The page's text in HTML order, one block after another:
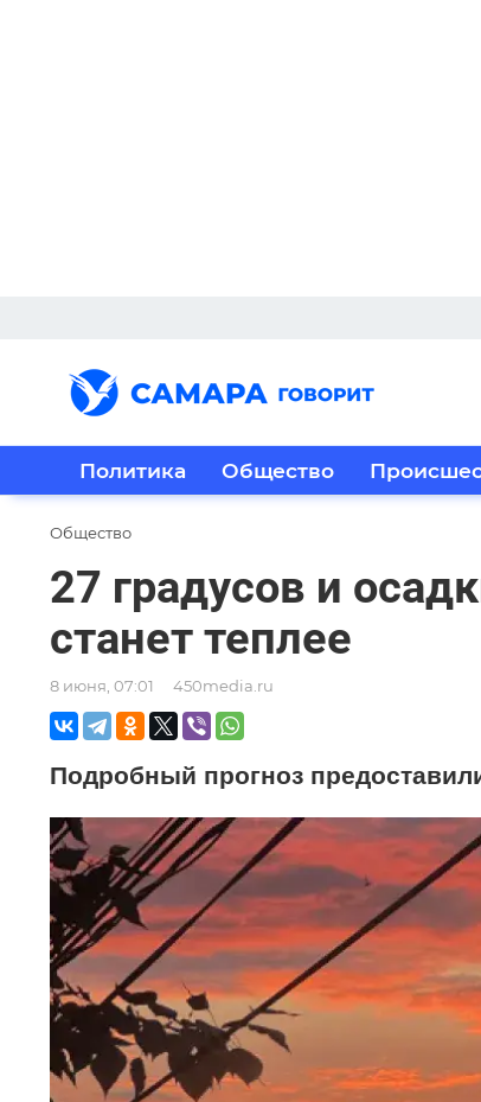
Политика Общество
Общество
27 градусов и
станет теплее
8 июня, 07:01 450media.ru
Подробный прогноз